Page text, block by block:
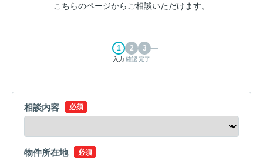
こちらのページからご相談いただけます。
入力 確認完了
相談内容 必須
物件所在地 必須